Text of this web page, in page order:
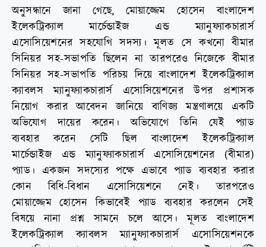
অনুসন্ধানে জানা গেছে, মোয়াজ্জেম হোসেন বাংলাদেশ
ইলেকট্রিক্যাল মার্চেন্ডাইজ এন্ড ম্যানুফ্যাকচারার্স
এসোসিয়েশনের সহযোগি সদস্য। মূলত সে কখনো বীমার
সিনিয়র সহ-সভাপতি ছিলেন না তারপরেও নিজেকে বীমার
সিনিয়র সহ-সভাপতি পরিচয় দিয়ে বাংলাদেশ ইলেকট্রিক্যাল
ক্যাবলস ম্যানুফ্যাকচারার্স এসোসিয়েশনের উপর প্রশাসক
নিয়োগ করার আবেদন জানিয়ে বাণিজ্য মন্ত্রণালয়ে একটি
অভিযোগ দায়ের করেন। অভিযোগে তিনি যেই প্যাড
ব্যবহার করেন সেটি ছিল বাংলাদেশ ইলেকট্রিক্যাল
মার্চেন্ডাইজ এন্ড ম্যানুফ্যাকচারার্স এসোসিয়েশনের (বীমার)
প্যাড। একজন সদস্যের পক্ষে এভাবে প্যাড ব্যবহার করার
কোন বিধি-বিধান এসোসিয়েশনে নেই। তারপরেও
মোয়াজ্জেম হোসেন কিভাবেই প্যাড ব্যবহার করলেন সেই
বিষয়ে নানা প্রশ্ন সামনে চলে আসে। মূলত বাংলাদেশ
ইলেকট্রিক্যাল ক্যাবলস ম্যানুফ্যাকচারার্স এসোসিয়েশনকে